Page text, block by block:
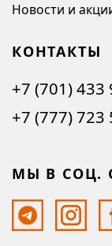
Новости и
КОНТАКТЫ
+7 (701) 433
+7 (777) 723
МЫ В СОЦ.